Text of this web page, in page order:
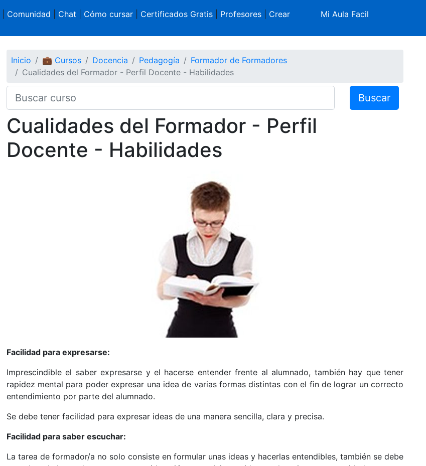
Comunidad Chat Cómo cursar| Certificados Gratis| Profesores| Crear
Mi Aula Facil
Inicio 💼 Cursos Docencia Pedagogía
Formador de Formadores
Cualidades del Formador - Perfil Docente - Habilidades
Buscar
Cualidades del Formador - Perfil
Docente - Habilidades
Facilidad para expresarse:
Imprescindible el saber expresarse y el hacerse entender frente al alumnado, también hay que tener
rapidez mental para poder expresar una idea de varias formas distintas con el fin de lograr un correcto
entendimiento por parte del alumnado.
Se debe tener facilidad para expresar ideas de una manera sencilla, clara y precisa.
Facilidad para saber escuchar:
La tarea de formador/a no solo consiste en formular unas ideas y hacerlas entendibles, también se debe